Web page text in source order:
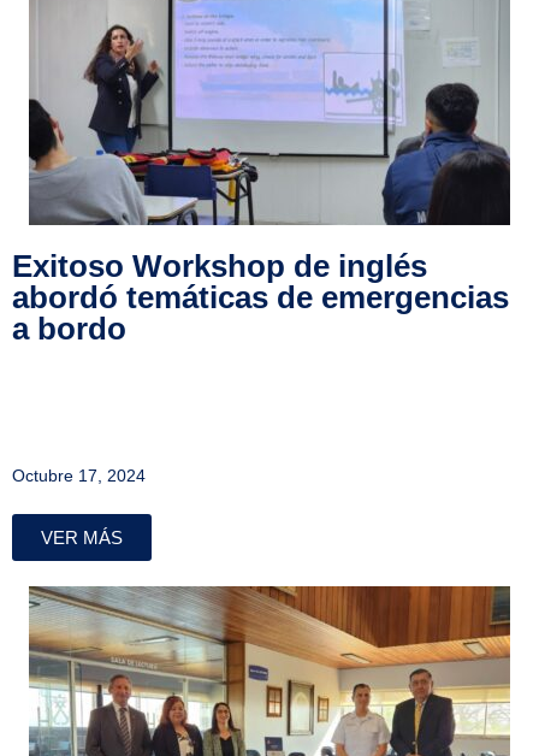
Exitoso Workshop de inglés
abordó temáticas de emergencias
a bordo
Octubre 17, 2024
VER MÁS